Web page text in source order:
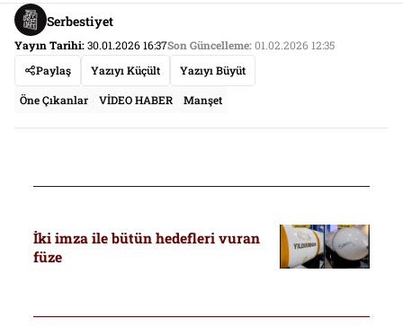
Serbestiyet
Yayın Tarihi:30.01.2026 16:37Son Güncelleme:01.02.2026 12:35
Paylaş
Yazıyı Küçült Yazıyı Büyüt
Öne Çıkanlar VİDEO HABER Manşet
İki imza ile bütün hedefleri vuran
füze